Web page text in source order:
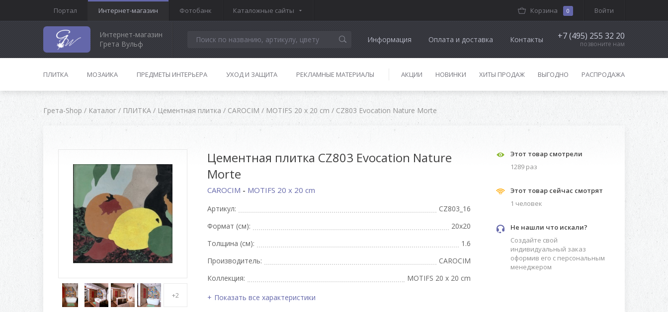
Портал Интернет-магазин Фотобанк Каталожные сайты Войти
Корзина 0
Интернет-магазин
Грета Вульф
Информация Оплата и доставка Контакты +7 (495) 255 32 20
позвоните нам
ПЛИТКА МОЗАИКА ПРЕДМЕТЫ ИНТЕРЬЕРА УХОД И ЗАЩИТА РЕКЛАМНЫЕ МАТЕРИАЛЫ АКЦИИ НОВИНКИ ХИТЫ ПРОДАЖ ВЫГОДНО РАСПРОДАЖА
Грета-Shop / Каталог / ПЛИТКА / Цементная плитка / CAROCIM / MOTIFS 20 x 20 cm / CZ803 Evocation Nature Morte
+2
Цементная плитка CZ803 Evocation Nature
Morte
CAROCIM - MOTIFS 20 x 20 cm
Артикул:
CZ803_16
Формат (см):
20x20
Толщина (см):
1.6
Производитель:
CAROCIM
Коллекция:
MOTIFS 20 x 20 cm
Показать все характеристики
Этот товар смотрели
1289 раз
Этот товар сейчас смотрят
1 человек
Не нашли что искали?
Создайте свой
индивидуальный заказ
оформив его с персональным
менеджером